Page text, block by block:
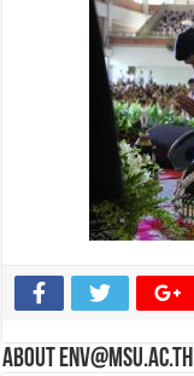
About env@msu.ac.th